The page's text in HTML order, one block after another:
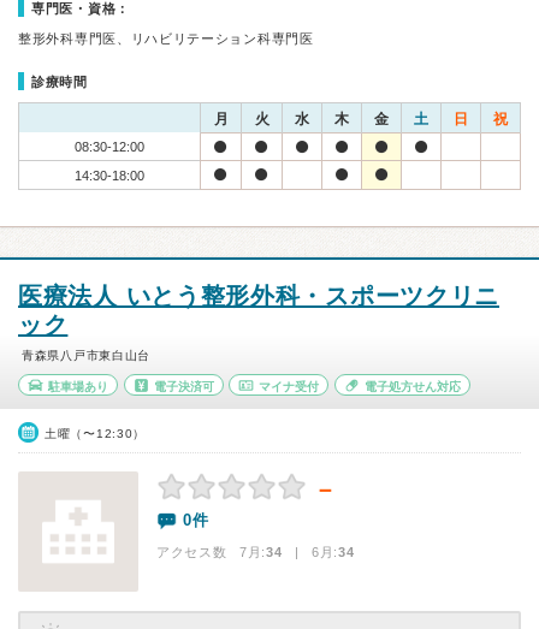
専門医・資格：
整形外科専門医、リハビリテーション科専門医
診療時間
月 火 水 木 金 土 日 祝
08:30-12:00
14:30-18:00
医療法人 いとう整形外科・スポーツクリニ
ック
青森県八戸市東白山台
駐車場あり 電子決済可 マイナ受付 電子処方せん対応
土曜（〜12:30）
－
0件
アクセス数 7月:34 | 6月:34